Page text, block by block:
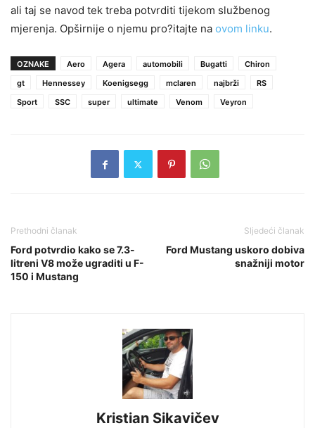
ali taj se navod tek treba potvrditi tijekom službenog
mjerenja. Opširnije o njemu pro?itajte na ovom linku.
OZNAKE Aero Agera automobili Bugatti
Chiron
gt
Hennessey Koenigsegg mclaren najbrži
RS
Sport
SSC super ultimate Venom Veyron
Prethodni članak
Ford potvrdio kako se 7.3-
litreni V8 može ugraditi u F-
150 i Mustang
Sljedeći članak
Ford Mustang uskoro dobiva
snažniji motor
Kristian Sikavičev